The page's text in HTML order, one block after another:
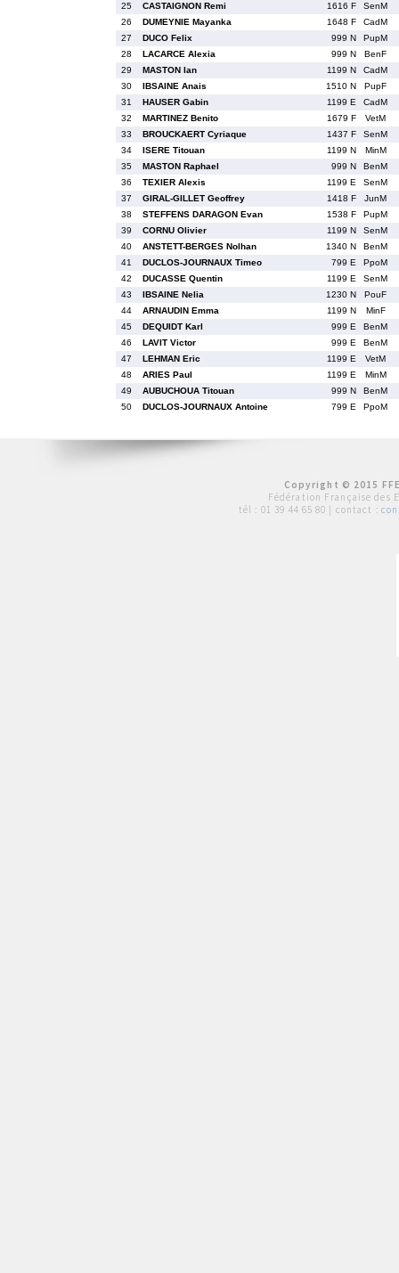
25
CASTAIGNON Remi 1616 F
SenM
26
DUMEYNIE Mayanka 1648 F
CadM
27
DUCO Felix 999 N
PupM
28
LACARCE Alexia 999 N
BenF
29
MASTON Ian 1199 N
CadM
30
IBSAINE Anais 1510 N
PupF
31
HAUSER Gabin 1199 E
CadM
32
MARTINEZ Benito 1679 F
VetM
33
BROUCKAERT Cyriaque 1437 F
SenM
34
ISERE Titouan 1199 N
MinM
35
MASTON Raphael 999 N
BenM
36
TEXIER Alexis 1199 E
SenM
37
GIRAL-GILLET Geoffrey 1418 F
JunM
38
STEFFENS DARAGON Evan 1538 F
PupM
39
CORNU Olivier 1199 N
SenM
40
ANSTETT-BERGES Nolhan 1340 N
BenM
41
DUCLOS-JOURNAUX Timeo 799 E
PpoM
42
DUCASSE Quentin 1199 E
SenM
43
IBSAINE Nelia 1230 N
PouF
44
ARNAUDIN Emma 1199 N
MinF
45
DEQUIDT Karl 999 E
BenM
46
LAVIT Victor 999 E
BenM
47
LEHMAN Eric 1199 E
VetM
48
ARIES Paul 1199 E
MinM
49
AUBUCHOUA Titouan 999 N
BenM
50
DUCLOS-JOURNAUX Antoine 799 E PpoM
Copyright © 2015
Fédération Française des
tél : 01 39 44 65 80 | contact :